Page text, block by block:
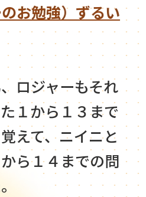
お勉強）ずるい
ロジャーもそれ
１から１３まで
えて、ニイニと
ら１４までの問